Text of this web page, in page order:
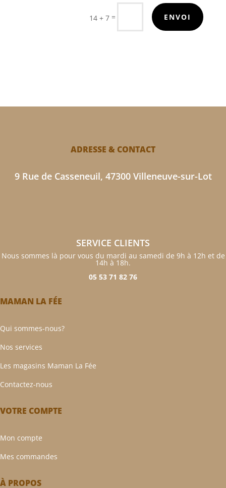
14 + 7 = ENVOI
ADRESSE & CONTACT
9 Rue de Casseneuil, 47300 Villeneuve-sur-Lot
SERVICE CLIENTS
Nous sommes là pour vous du mardi au samedi de 9h à 12h et de
14h à 18h.
05 53 71 82 76
MAMAN LA FÉE
Qui sommes-nous?
Nos services
Les magasins Maman La Fée
Contactez-nous
VOTRE COMPTE
Mon compte
Mes commandes
À PROPOS